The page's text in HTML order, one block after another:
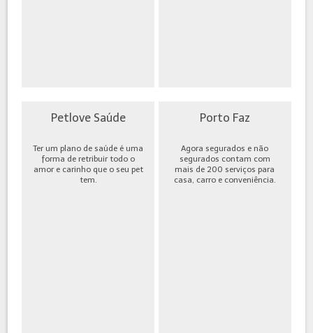
Petlove Saúde
Ter um plano de saúde é uma
forma de retribuir todo o
amor e carinho que o seu pet
tem.
Porto Faz
Agora segurados e não
segurados contam com
mais de 200 serviços para
casa, carro e conveniência.